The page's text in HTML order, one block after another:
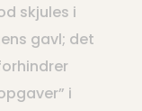
skjules i
gavl; det
i